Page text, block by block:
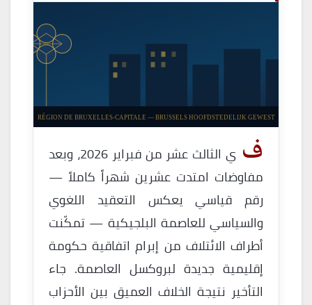
RÉGION DE BRUXELLES-CAPITALE — BRUSSELS HOOFDSTEDELIJK GEWEST
ف
ي الثالث عشر من فبراير 2026، وبعد
مفاوضات امتدت عشرين شهراً كاملاً —
رقم قياسي يعكس التعقيد اللغوي
والسياسي للعاصمة البلجيكية — تمكّنت
أطراف الائتلاف من إبرام اتفاقية حكومة
إقليمية جديدة لبروكسل العاصمة. جاء
التأخير نتيجة الخلاف العميق بين الأحزاب